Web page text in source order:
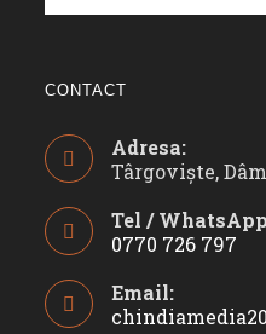
CONTACT
Adresa:
Târgoviște,
Tel /
0770 726 797
in
your
Email: